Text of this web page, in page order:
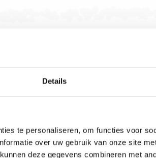
Details
te personaliseren, om functies voor
over uw gebruik van onze site
deze gegevens combineren met
U bent van harte